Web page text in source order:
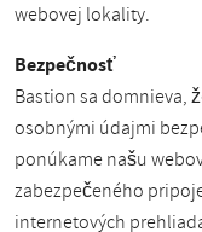
webovej lokality.
Bezpečnosť
Bastion sa domnieva,
osobnými údajmi
ponúkame našu
zabezpečeného
internetových